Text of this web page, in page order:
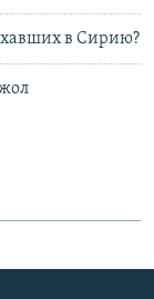
в Сирию?